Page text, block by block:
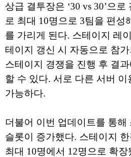
상급 결투장은 ‘30 vs 30’으
로 최대 10명으로 3팀을 편성
를 가리게 된다. 스테이지 레
테이지 갱신 시 자동으로 참
스테이지 경쟁을 진행 후 결
할 수 있다. 서로 다른 서버 이
가능하다.
더불어 이번 업데이트를 통해
슬롯이 증가했다. 스테이지
최대 10명에서 12명으로 확장